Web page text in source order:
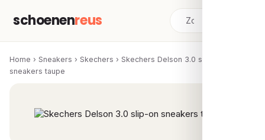
schoenenreus
Home › Sneakers › Skechers › Skechers Delson 3.0 slip-on
sneakers taupe